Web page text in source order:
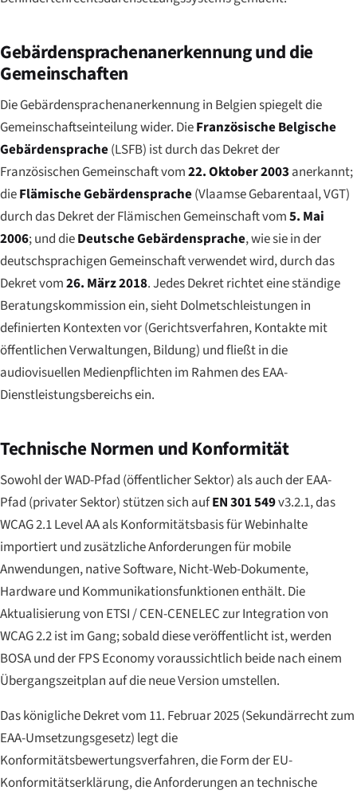
Gebärdensprachenanerkennung und die
Gemeinschaften
Die Gebärdensprachenanerkennung in Belgien spiegelt die
Gemeinschaftseinteilung wider. DieFranzösische Belgische
Gebärdensprache(LSFB) ist durch das Dekret der
Französischen Gemeinschaft vom22. Oktober 2003 anerkannt;
dieFlämische Gebärdensprache(Vlaamse Gebarentaal, VGT)
durch das Dekret der Flämischen Gemeinschaft vom5. Mai
2006; und dieDeutsche Gebärdensprache, wie sie in der
deutschsprachigen Gemeinschaft verwendet wird, durch das
Dekret vom26. März 2018. Jedes Dekret richtet eine ständige
Beratungskommission ein, sieht Dolmetschleistungen in
definierten Kontexten vor (Gerichtsverfahren, Kontakte mit
öffentlichen Verwaltungen, Bildung) und fließt in die
audiovisuellen Medienpflichten im Rahmen des EAA-
Dienstleistungsbereichs ein.
Technische Normen und Konformität
Sowohl der WAD-Pfad (öffentlicher Sektor) als auch der EAA-
Pfad (privater Sektor) stützen sich aufEN 301 549v3.2.1, das
WCAG 2.1 Level AA als Konformitätsbasis für Webinhalte
importiert und zusätzliche Anforderungen für mobile
Anwendungen, native Software, Nicht-Web-Dokumente,
Hardware und Kommunikationsfunktionen enthält. Die
Aktualisierung von ETSI / CEN-CENELEC zur Integration von
WCAG 2.2 ist im Gang; sobald diese veröffentlicht ist, werden
BOSA und der FPS Economy voraussichtlich beide nach einem
Übergangszeitplan auf die neue Version umstellen.
Das königliche Dekret vom 11. Februar 2025 (Sekundärrecht zum
EAA-Umsetzungsgesetz) legt die
Konformitätsbewertungsverfahren, die Form der EU-
Konformitätserklärung, die Anforderungen an technische